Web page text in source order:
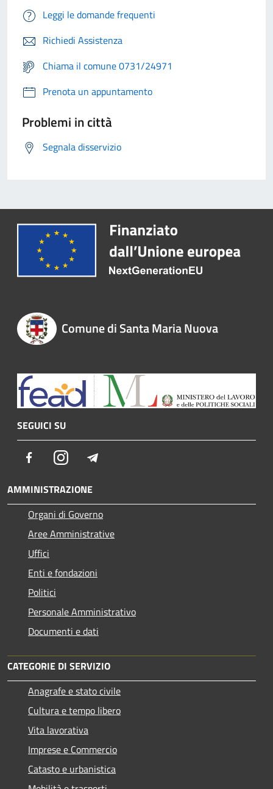
Leggi le domande frequenti
Richiedi Assistenza
Chiama il comune 0731/24971
Prenota un appuntamento
Problemi in città
Segnala disservizio
Comune di Santa Maria Nuova
SEGUICI SU
FacebookInstagram
AMMINISTRAZIONE
Organi di Governo
Aree Amministrative
Uffici
Enti e fondazioni
Politici
Personale Amministrativo
Documenti e dati
CATEGORIE DI SERVIZIO
Anagrafe e stato civile
Cultura e tempo libero
Vita lavorativa
Imprese e Commercio
Catasto e urbanistica